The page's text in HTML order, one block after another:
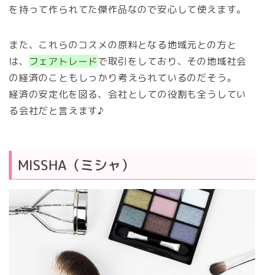
を持って作られてた傑作品なので安心して使えます。
また、これらのコスメの原料となる地域元との方と
は、
フェアトレードで取引をしており、その地域社会
の経済のこともしっかり考えられているのだそう。
経済の安定化を図る、会社としての役割も全うしてい
る会社だと言えます♪
MISSHA（ミシャ）